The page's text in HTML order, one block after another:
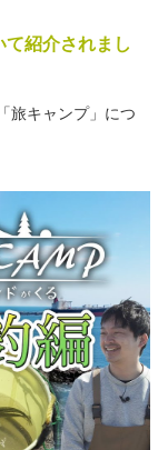
紹介されまし
旅キャンプ」につ